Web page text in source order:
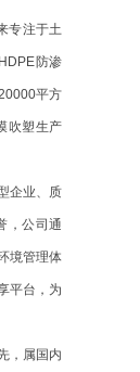
专注于土
HDPE防渗
平方
吹塑生产
企业、质
，公司通
境管理体
平台， 为
，属国内